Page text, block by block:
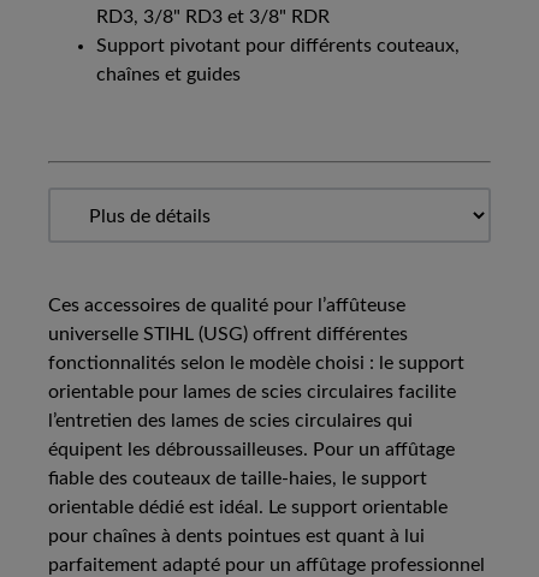
RD3, 3/8" RD3 et 3/8" RDR
Support pivotant pour différents couteaux,
chaînes et guides
Ces accessoires de qualité pour l’affûteuse
universelle STIHL (USG) offrent différentes
fonctionnalités selon le modèle choisi : le support
orientable pour lames de scies circulaires facilite
l’entretien des lames de scies circulaires qui
équipent les débroussailleuses. Pour un affûtage
fiable des couteaux de taille-haies, le support
orientable dédié est idéal. Le support orientable
pour chaînes à dents pointues est quant à lui
parfaitement adapté pour un affûtage professionnel